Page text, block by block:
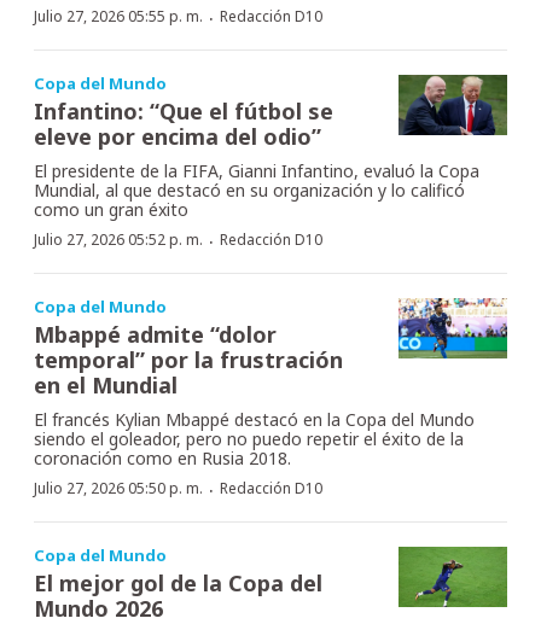
Julio 27, 2026 05:55 p. m. · Redacción D10
Copa del Mundo
Infantino: “Que el fútbol se
eleve por encima del odio”
El presidente de la FIFA, Gianni Infantino, evaluó la Copa
Mundial, al que destacó en su organización y lo calificó
como un gran éxito
Julio 27, 2026 05:52 p. m. · Redacción D10
Copa del Mundo
Mbappé admite “dolor
temporal” por la frustración
en el Mundial
El francés Kylian Mbappé destacó en la Copa del Mundo
siendo el goleador, pero no puedo repetir el éxito de la
coronación como en Rusia 2018.
Julio 27, 2026 05:50 p. m. · Redacción D10
Copa del Mundo
El mejor gol de la Copa del
Mundo 2026